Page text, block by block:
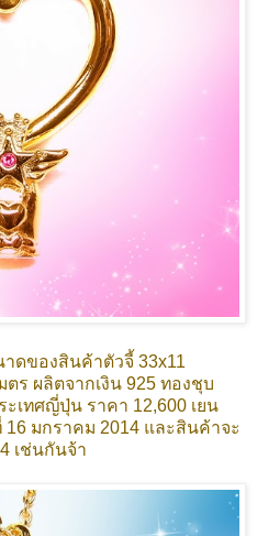
ดของสินค้าตัวจี้ 33x11
ตร ผลิตจากเงิน 925 ทองชุบ
เทศญี่ปุ่น ราคา 12,600 เยน
16 มกราคม 2014 และสินค้าจะ
เช่นกันจ้า